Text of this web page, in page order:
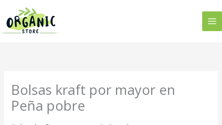
contenido
Bolsas kraft por mayor en
Peña pobre